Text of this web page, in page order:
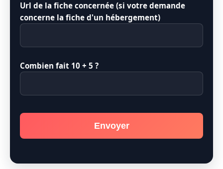
Url de la fiche concernée (si votre demande
concerne la fiche d'un hébergement)
Combien fait 10 + 5 ?